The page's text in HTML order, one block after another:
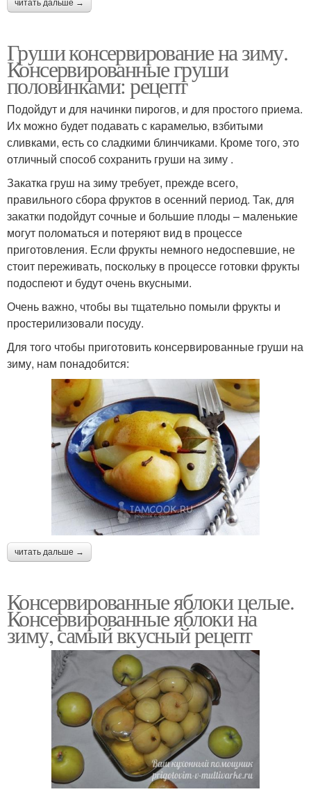
читать дальше →
Груши консервирование на зиму.
Консервированные груши
половинками: рецепт
Подойдут и для начинки пирогов, и для простого приема.
Их можно будет подавать с карамелью, взбитыми
сливками, есть со сладкими блинчиками. Кроме того, это
отличный способ сохранить груши на зиму .
Закатка груш на зиму требует, прежде всего,
правильного сбора фруктов в осенний период. Так, для
закатки подойдут сочные и большие плоды – маленькие
могут поломаться и потеряют вид в процессе
приготовления. Если фрукты немного недоспевшие, не
стоит переживать, поскольку в процессе готовки фрукты
подоспеют и будут очень вкусными.
Очень важно, чтобы вы тщательно помыли фрукты и
простерилизовали посуду.
Для того чтобы приготовить консервированные груши на
зиму, нам понадобится:
читать дальше →
Консервированные яблоки целые.
Консервированные яблоки на
зиму, самый вкусный рецепт